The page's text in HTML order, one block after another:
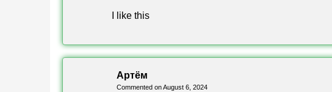
Multijugador
Modo Experimental
I like this
Артём
Commented on August 6, 2024